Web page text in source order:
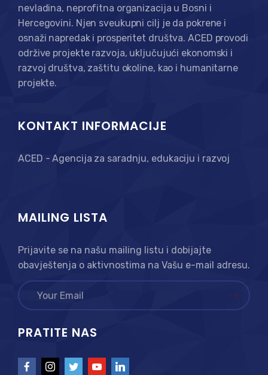
nevladina, neprofitna organizacija u Bosni i
Hercegovini. Njen sveukupni cilj je da pokrene i
osnaži napredak i prosperitet društva. ACED provodi
održive projekte razvoja, uključujući ekonomski i
razvoj društva, zaštitu okoline, kao i humanitarne
projekte.
KONTAKT INFORMACIJE
ACED - Agencija za saradnju, edukaciju i razvoj
MAILING LISTA
Prijavite se na našu mailing listu i dobijajte
obavještenja o aktivnostima na Vašu e-mail adresu.
PRATITE NAS